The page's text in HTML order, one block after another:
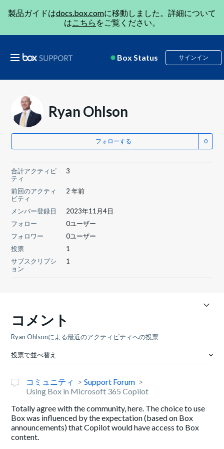
製品ガイドはdocs.box.comに移動しました。詳細について
はこちら をご覧ください。
Box Status サインイン
Ryan Ohlson
フォローする
合計アクティビ
ティ
3
前回のアクティ
ビティ
2 年前
メンバー登録日
2023年11月4日
フォロー
0ユーザー
フォロワー
0ユーザー
投票
1
サブスクリプシ
ョン
1
コメント
Ryan Ohlsonによる最近のアクティビティへの投票
投票で並べ替え
コミュニティ
Support Forum
Using Box in Microsoft 365 Copilot
Totally agree with the community, here. The choice to use
Box was influenced by the expectation (based on Box
announcements) that Copilot would have access to Box
content.